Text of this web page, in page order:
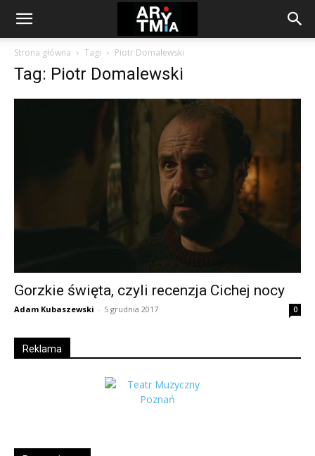
arytmia.eu
Strona główna Tagi Piotr Domalewski
Tag: Piotr Domalewski
Gorzkie święta, czyli recenzja Cichej nocy
Adam Kubaszewski - 5 grudnia 2017 0
Reklama